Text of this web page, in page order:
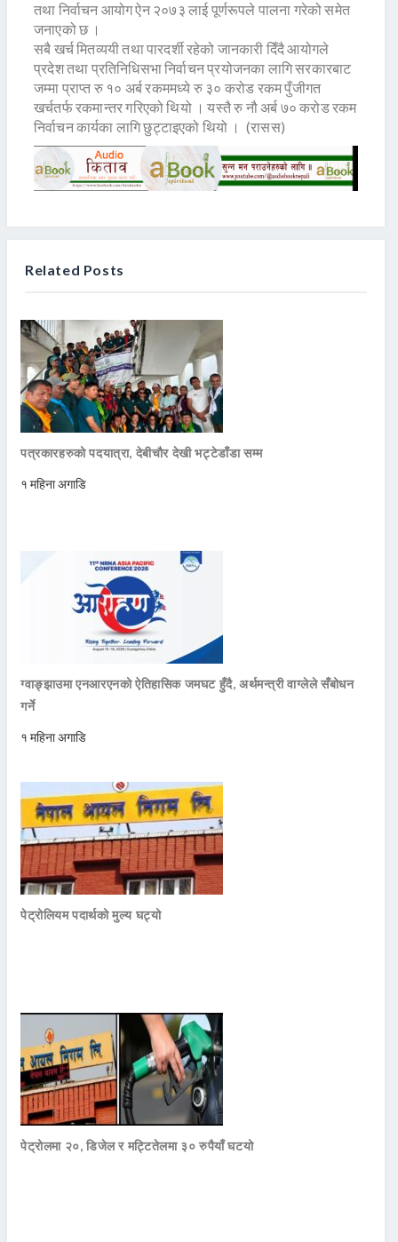
तथा निर्वाचन आयोग ऐन २०७३ लाई पूर्णरूपले पालना गरेको समेत
जनाएको छ ।
सबै खर्च मितव्ययी तथा पारदर्शी रहेको जानकारी दिँदै आयोगले
प्रदेश तथा प्रतिनिधिसभा निर्वाचन प्रयोजनका लागि सरकारबाट
जम्मा प्राप्त रु १० अर्ब रकममध्ये रु ३० करोड रकम पुँजीगत
खर्चतर्फ रकमान्तर गरिएको थियो । यस्तै रु नौ अर्ब ७० करोड रकम
निर्वाचन कार्यका लागि छुट्टाइएको थियो । (रासस)
Related Posts
पत्रकारहरुको पदयात्रा, देबीचौर देखी भट्टेडाँडा सम्म
१ महिना अगाडि
ग्वाङ्झाउमा एनआरएनको ऐतिहासिक जमघट हुँदै, अर्थमन्त्री वाग्लेले सँबोधन
गर्ने
१ महिना अगाडि
पेट्रोलियम पदार्थको मुल्य घट्यो
पेट्रोलमा २०, डिजेल र मट्टितेलमा ३० रुपैयाँ घटयो